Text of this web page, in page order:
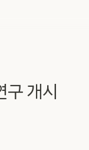
개시